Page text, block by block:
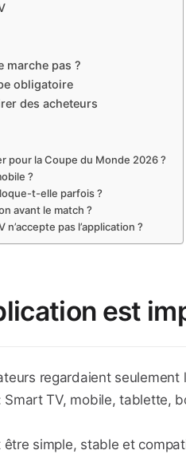
marche pas ?
obligatoire
des acheteurs
pour la Coupe du Monde 2026 ?
?
t-elle parfois ?
avant le match ?
n’accepte pas l’application ?
est
regardaient
Smart TV, mobile, tablette,
simple, stable et